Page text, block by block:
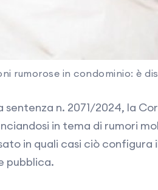
rumorose in condominio: è
sentenza n. 2071/2024, la
in tema di rumori
in quali casi ciò configura
pubblica.